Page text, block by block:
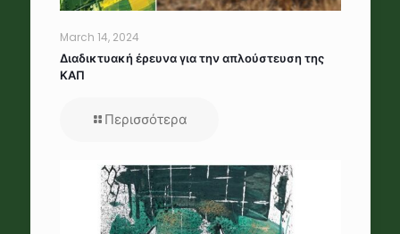
March 14, 2024
Διαδικτυακή έρευνα για την απλούστευση της
ΚΑΠ
Περισσότερα